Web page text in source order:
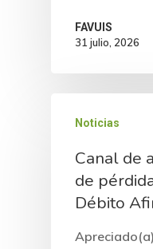
FAVUIS
31 julio, 2026
Noticias
Canal de
de
Débito